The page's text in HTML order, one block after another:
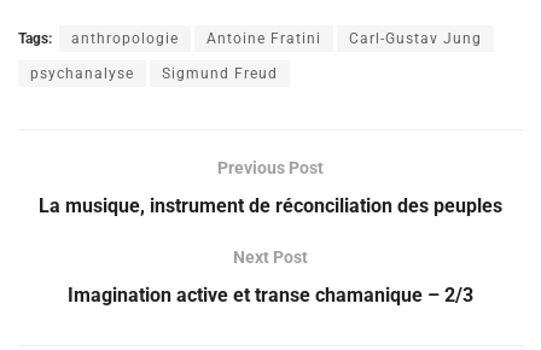
Tags: anthropologie Antoine Fratini Carl-Gustav Jung
psychanalyse Sigmund Freud
Previous Post
La musique, instrument de réconciliation des peuples
Next Post
Imagination active et transe chamanique – 2/3